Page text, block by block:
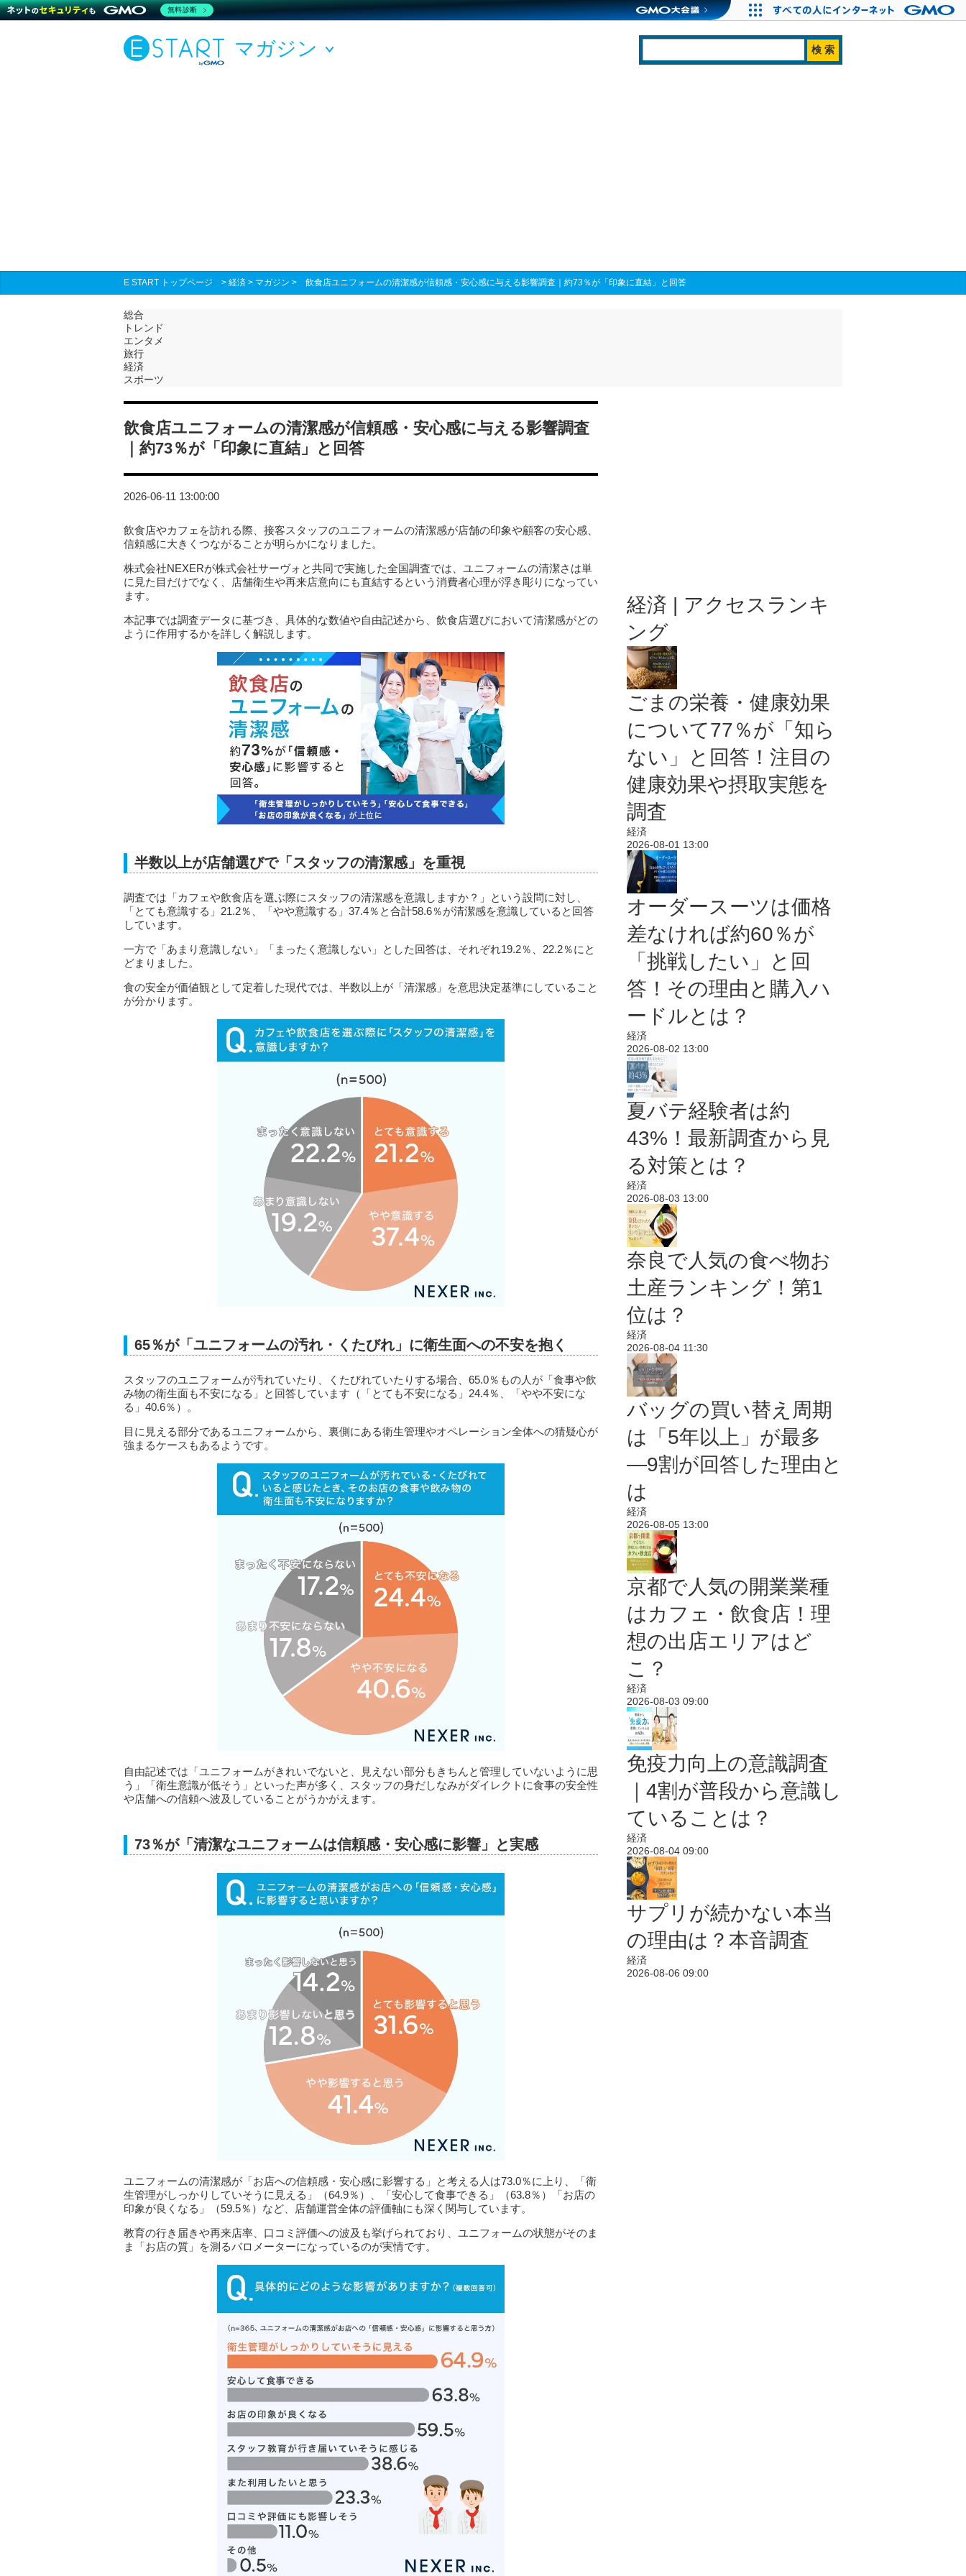
マガジン
E START トップページ > 経済 > マガジン > 飲食店ユニフォームの清潔感が信頼感・安心感に与える影響調査｜約73％が「印象に直結」と回答
総合
トレンド
エンタメ
旅行
経済
スポーツ
飲食店ユニフォームの清潔感が信頼感・安心感に与える影響調査
｜約73％が「印象に直結」と回答
2026-06-11 13:00:00
飲食店やカフェを訪れる際、接客スタッフのユニフォームの清潔感が店舗の印象や顧客の安心感、
信頼感に大きくつながることが明らかになりました。
株式会社NEXERが株式会社サーヴォと共同で実施した全国調査では、ユニフォームの清潔さは単
に見た目だけでなく、店舗衛生や再来店意向にも直結するという消費者心理が浮き彫りになってい
ます。
本記事では調査データに基づき、具体的な数値や自由記述から、飲食店選びにおいて清潔感がどの
ように作用するかを詳しく解説します。
半数以上が店舗選びで「スタッフの清潔感」を重視
調査では「カフェや飲食店を選ぶ際にスタッフの清潔感を意識しますか？」という設問に対し、
「とても意識する」21.2％、「やや意識する」37.4％と合計58.6％が清潔感を意識していると回答
しています。
一方で「あまり意識しない」「まったく意識しない」とした回答は、それぞれ19.2％、22.2％にと
どまりました。
食の安全が価値観として定着した現代では、半数以上が「清潔感」を意思決定基準にしていること
が分かります。
65％が「ユニフォームの汚れ・くたびれ」に衛生面への不安を抱く
スタッフのユニフォームが汚れていたり、くたびれていたりする場合、65.0％もの人が「食事や飲
み物の衛生面も不安になる」と回答しています（「とても不安になる」24.4％、「やや不安にな
る」40.6％）。
目に見える部分であるユニフォームから、裏側にある衛生管理やオペレーション全体への猜疑心が
強まるケースもあるようです。
自由記述では「ユニフォームがきれいでないと、見えない部分もきちんと管理していないように思
う」「衛生意識が低そう」といった声が多く、スタッフの身だしなみがダイレクトに食事の安全性
や店舗への信頼へ波及していることがうかがえます。
73％が「清潔なユニフォームは信頼感・安心感に影響」と実感
ユニフォームの清潔感が「お店への信頼感・安心感に影響する」と考える人は73.0％に上り、「衛
生管理がしっかりしていそうに見える」（64.9％）、「安心して食事できる」（63.8％）「お店の
印象が良くなる」（59.5％）など、店舗運営全体の評価軸にも深く関与しています。
教育の行き届きや再来店率、口コミ評価への波及も挙げられており、ユニフォームの状態がそのま
ま「お店の質」を測るバロメーターになっているのが実情です。
経済 | アクセスランキ
ング
ごまの栄養・健康効果
について77％が「知ら
ない」と回答！注目の
健康効果や摂取実態を
調査
経済
2026-08-01 13:00
オーダースーツは価格
差なければ約60％が
「挑戦したい」と回
答！その理由と購入ハ
ードルとは？
経済
2026-08-02 13:00
夏バテ経験者は約
43%！最新調査から見
る対策とは？
経済
2026-08-03 13:00
奈良で人気の食べ物お
土産ランキング！第1
位は？
経済
2026-08-04 11:30
バッグの買い替え周期
は「5年以上」が最多
―9割が回答した理由と
は
経済
2026-08-05 13:00
京都で人気の開業業種
はカフェ・飲食店！理
想の出店エリアはど
こ？
経済
2026-08-03 09:00
免疫力向上の意識調査
｜4割が普段から意識し
ていることは？
経済
2026-08-04 09:00
サプリが続かない本当
の理由は？本音調査
経済
2026-08-06 09:00
無料診断